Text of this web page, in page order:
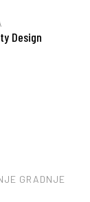
Design
GRADNJE